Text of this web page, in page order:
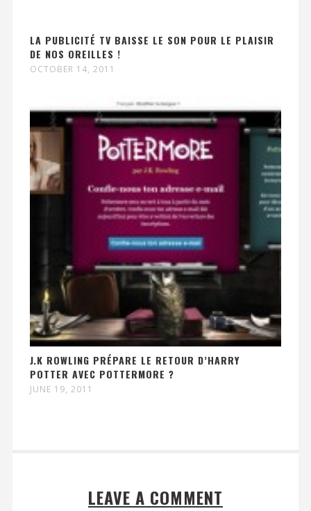
LA PUBLICITÉ TV BAISSE LE SON POUR LE PLAISIR
DE NOS OREILLES !
OCTOBER 14, 2011
J.K ROWLING PRÉPARE LE RETOUR D’HARRY
POTTER AVEC POTTERMORE ?
JUNE 19, 2011
LEAVE A COMMENT